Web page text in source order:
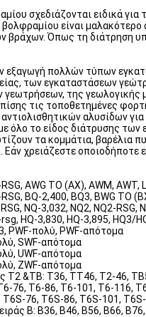
σχεδιάζονται ειδικά
είναι μαλακότερο
βράχων. Όπως τη διάτρηση
εξαγωγή πολλών τύπων
των εγκαταστάσεων
της
τις τοποθετημένες
αλυσίδων
όλο το είδος διάτρυσης
τα κομμάτια, βαρέλια
Εάν χρειάζεστε
AWG ΤΟ (AX), AWM, AWT,
BQ-2,400, BQ3, BWG ΤΟ
NQ-3,032, NQ2, NQ2-RSG,
HQ-3,830, HQ-3,895, HQ3/
PWF-πολύ, PWF-απότομα
SWF-απότομα
UWF-απότομα
ZWF-απότομα
T2 &TB: T36, TT46, T2-46,
76, T6-86, T6-101, T6-116,
T6S-76, T6S-86, T6S-101,
Β: B36, B46, B56, B66,